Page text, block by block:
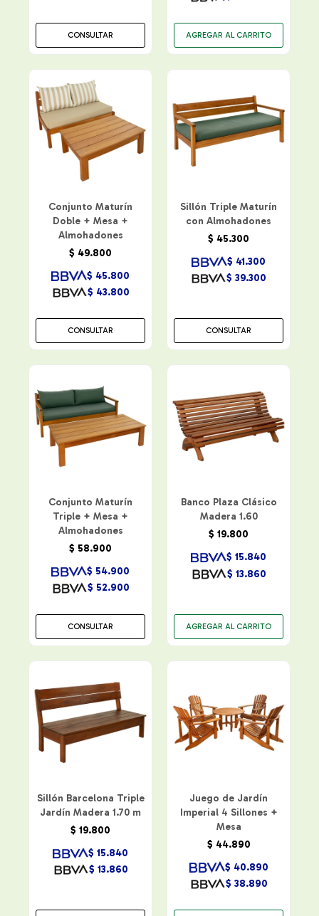
CONSULTAR
Conjunto Maturín
Doble + Mesa +
Almohadones
$ 49.800
$ 43.800
$ 45.800
CONSULTAR
Sillón Triple Maturín
con Almohadones
$ 45.300
$ 39.300
$ 41.300
CONSULTAR
Conjunto Maturín
Triple + Mesa +
Almohadones
$ 58.900
$ 52.900
$ 54.900
CONSULTAR
Banco Plaza Clásico
Madera 1.60
$ 19.800
$ 13.860
$ 15.840
Sillón Barcelona Triple
Jardín Madera 1.70 m
$ 19.800
$ 13.860
$ 15.840
Juego de Jardín
Imperial 4 Sillones +
Mesa
$ 44.890
$ 38.890
$ 40.890